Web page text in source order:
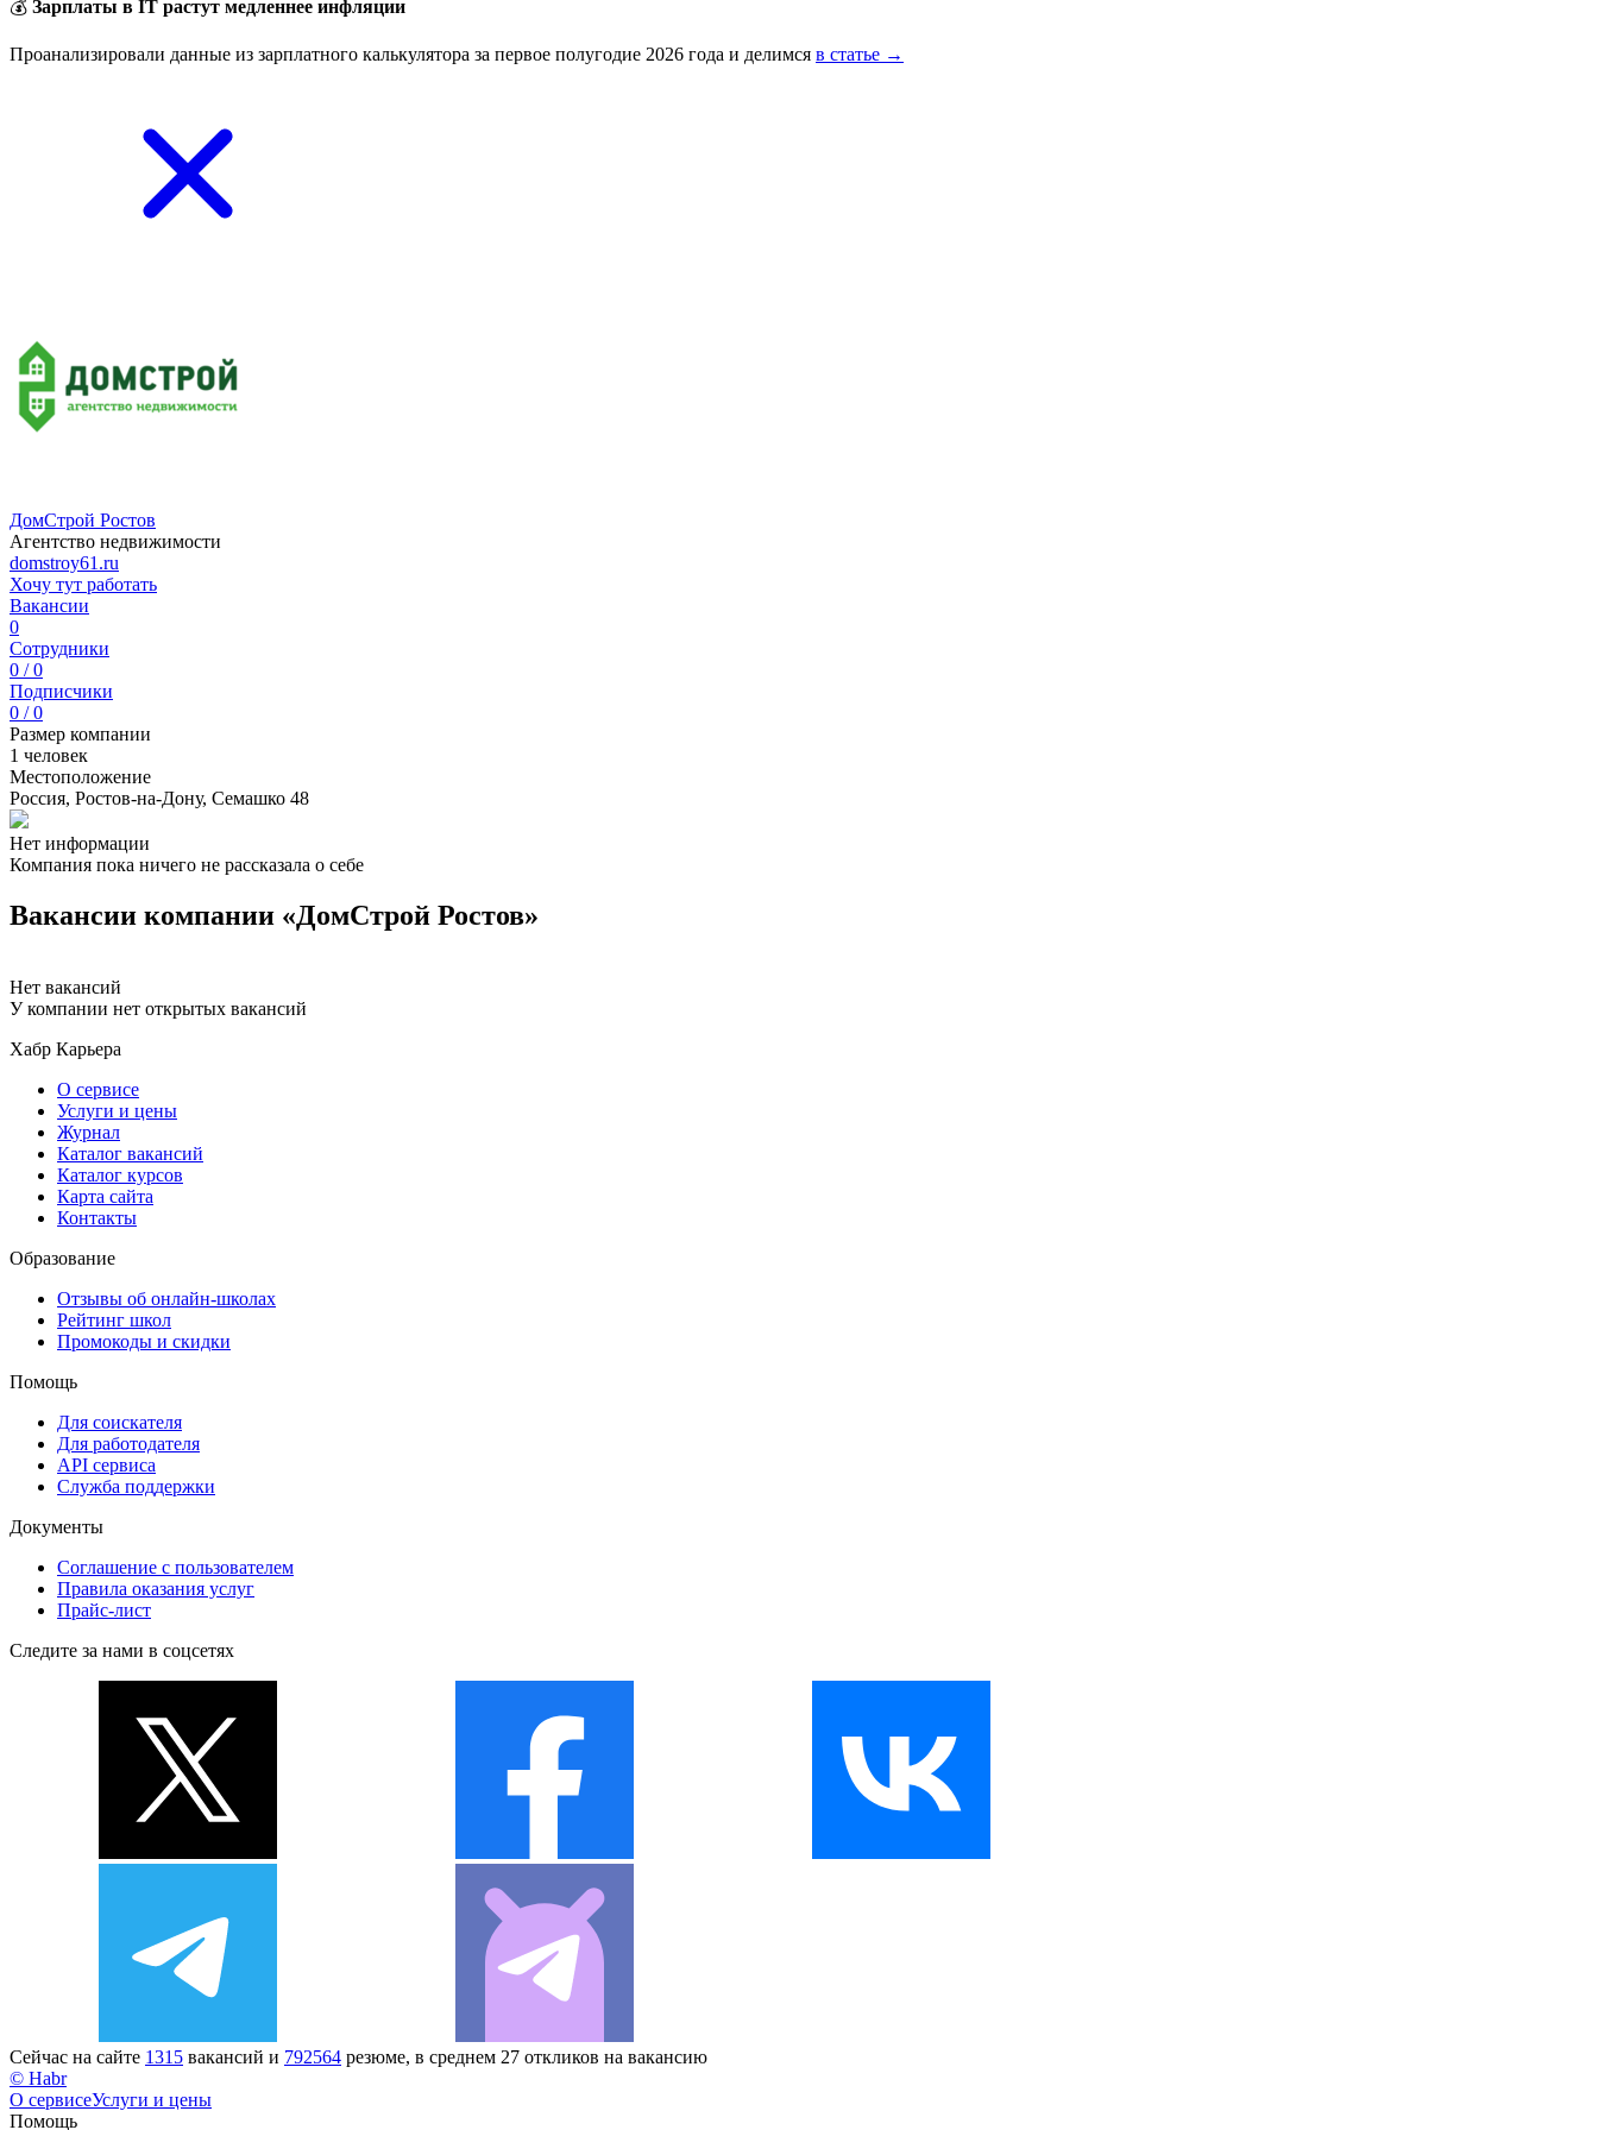
💰 Зарплаты в IT растут медленнее инфляции
Проанализировали данные из зарплатного калькулятора за первое полугодие 2026 года и делимся в статье →
ДомСтрой Ростов
Агентство недвижимости
domstroy61.ru
Хочу тут работать
Вакансии
0
Сотрудники
0 / 0
Подписчики
0 / 0
Размер компании
1 человек
Местоположение
Россия, Ростов-на-Дону, Семашко 48
Нет информации
Компания пока ничего не рассказала о себе
Вакансии компании «ДомСтрой Ростов»
Нет вакансий
У компании нет открытых вакансий
Хабр Карьера
О сервисе
Услуги и цены
Журнал
Каталог вакансий
Каталог курсов
Карта сайта
Контакты
Образование
Отзывы об онлайн-школах
Рейтинг школ
Промокоды и скидки
Помощь
Для соискателя
Для работодателя
API сервиса
Служба поддержки
Документы
Соглашение с пользователем
Правила оказания услуг
Прайс-лист
Следите за нами в соцсетях
Сейчас на сайте 1315 вакансий и 792564 резюме, в среднем 27 откликов на вакансию
© Habr
О сервисеУслуги и цены
Помощь